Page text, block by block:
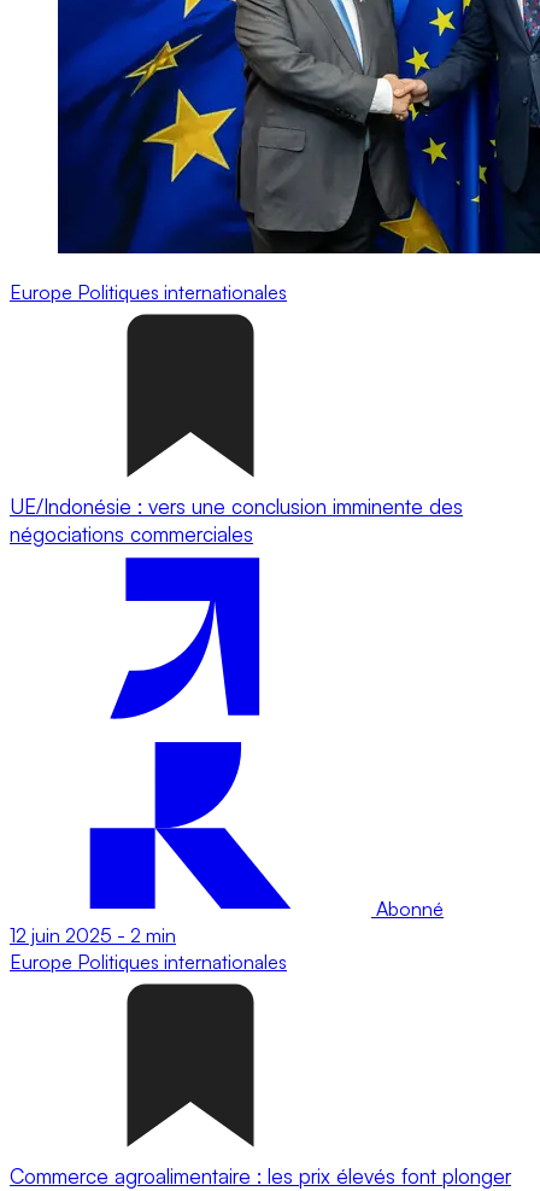
Europe Politiques internationales
UE/Indonésie : vers une conclusion imminente des
négociations commerciales
Abonné
12 juin 2025 - 2 min
Europe Politiques internationales
Commerce agroalimentaire : les prix élevés font plonger